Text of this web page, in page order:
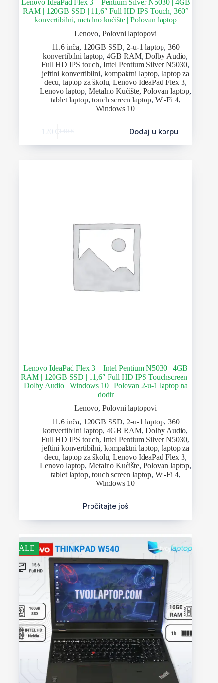
Lenovo IdeaPad Flex 3 – Pentium Silver N5030 | 4GB
RAM | 120GB SSD | 11,6″ Full HD IPS Touch, 360°
konvertibilni, metalno kućište | Polovan laptop
Lenovo, Polovni laptopovi
11.6 inča, 120GB SSD, 2-u-1 laptop, 360
konvertibilni laptop,4GB RAM,Dolby Audio,
Full HD IPS touch,Intel Pentium Silver N5030,
jeftini konvertibilni, kompaktni laptop, laptop za
decu, laptop za školu, Lenovo IdeaPad Flex 3,
Lenovo laptop, Metalno Kućište, Polovan laptop,
tablet laptop, touch screen laptop, Wi-Fi 4,
Windows 10
120 € Dodaj u korpu
Lenovo IdeaPad Flex 3 – Intel Pentium N5030 | 4GB
RAM | 120GB SSD | 11,6″ Full HD IPS Touchscreen |
Dolby Audio | Windows 10 | Polovan 2-u-1 laptop na
dodir
Lenovo, Polovni laptopovi
11.6 inča, 120GB SSD, 2-u-1 laptop, 360
konvertibilni laptop,4GB RAM,Dolby Audio,
Full HD IPS touch,Intel Pentium Silver N5030,
jeftini konvertibilni, kompaktni laptop, laptop za
decu, laptop za školu, Lenovo IdeaPad Flex 3,
Lenovo laptop, Metalno Kućište, Polovan laptop,
tablet laptop, touch screen laptop, Wi-Fi 4,
Windows 10
Pročitajte još
SALE